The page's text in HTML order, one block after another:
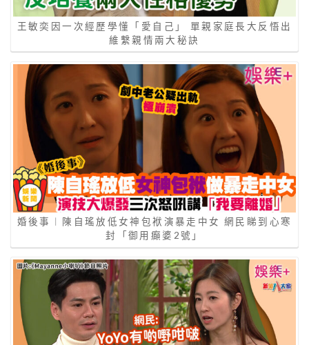
王敏奕因一次經歷學懂「愛自己」 單親家庭長大反悟出
維繫親情兩大秘訣
婚後事︱陳自瑤放低女神包袱演暴走中女 網民睇到心寒
封「御用癲婆2號」